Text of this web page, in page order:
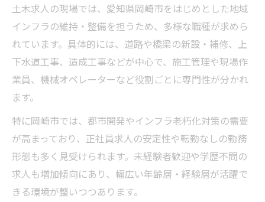
土木求人の現場では、愛知県岡崎市をはじめとした地域
インフラの維持・整備を担うため、多様な職種が求めら
れています。具体的には、道路や橋梁の新設・補修、上
下水道工事、造成工事などが中心で、施工管理や現場作
業員、機械オペレーターなど役割ごとに専門性が分かれ
ます。
特に岡崎市では、都市開発やインフラ老朽化対策の需要
が高まっており、正社員求人の安定性や転勤なしの勤務
形態も多く見受けられます。未経験者歓迎や学歴不問の
求人も増加傾向にあり、幅広い年齢層・経験層が活躍で
きる環境が整いつつあります。